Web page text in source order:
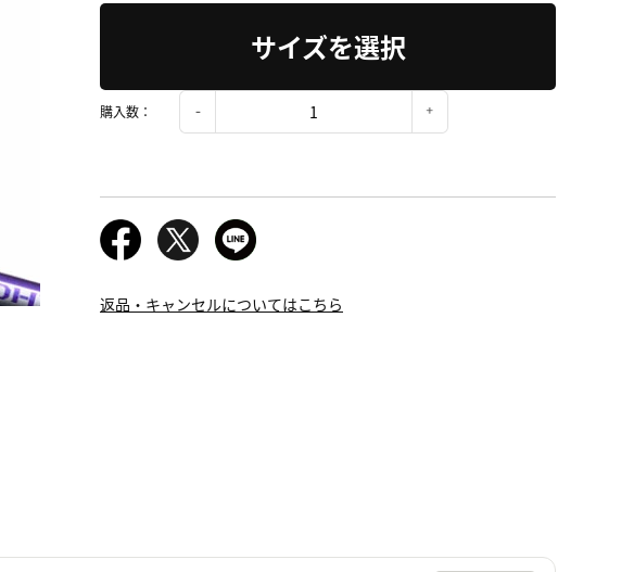
サイズを選択
購入数：
返品・キャンセルについてはこちら